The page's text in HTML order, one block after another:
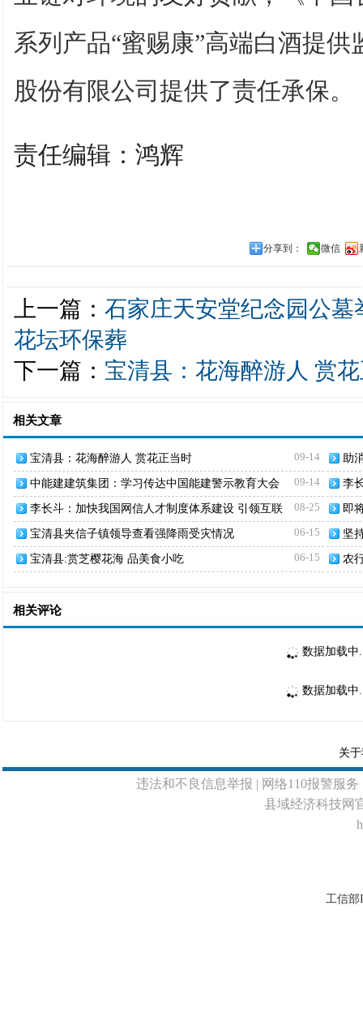
系列产品“蜜赐康”高端白酒提
股份有限公司提供了责任承保。
责任编辑：鸿辉
分享到： 微信
上一篇： 石家庄天安堂纪念园公
花坛环保葬
下一篇： 宝清县：花海醉游人 赏
相关文章
09-14
宝清县：花海醉游人 赏花正当时 助
场
09-14
中能建建筑集团：学习传达中国能建警示教育大会
精神
李
网
08-25
李长斗：加快我国网信人才制度体系建设 引领互联
网发展新态势
即
设“
06-15
宝清县夹信子镇领导查看强降雨受灾情况 坚
06-15
宝清县:赏芝樱花海 品美食小吃 农
相关评论
数据加载中
数据加载中
关
违法和不良信息举报 | 网络110报警服
县域经济科技网
工信部